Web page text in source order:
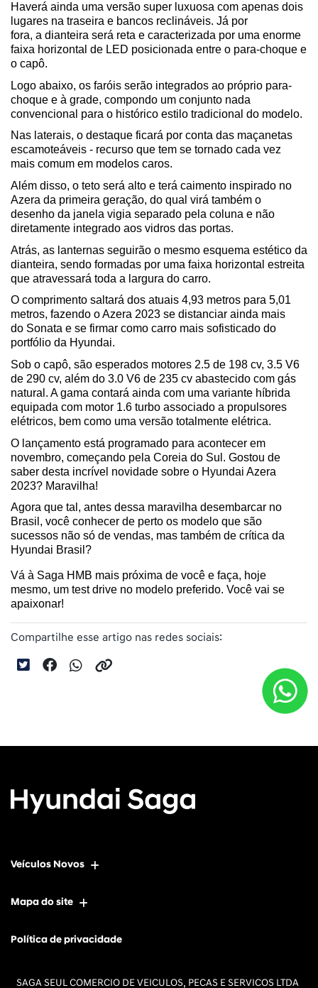
Haverá ainda uma versão super luxuosa com apenas dois
lugares na traseira e bancos reclináveis. Já por
fora, a dianteira será reta e caracterizada por uma enorme
faixa horizontal de LED posicionada entre o para-choque e
o capô.
Logo abaixo, os faróis serão integrados ao próprio para-
choque e à grade, compondo um conjunto nada
convencional para o histórico estilo tradicional do modelo.
Nas laterais, o destaque ficará por conta das maçanetas
escamoteáveis - recurso que tem se tornado cada vez
mais comum em modelos caros.
Além disso, o teto será alto e terá caimento inspirado no
Azera da primeira geração, do qual virá também o
desenho da janela vigia separado pela coluna e não
diretamente integrado aos vidros das portas.
Atrás, as lanternas seguirão o mesmo esquema estético da
dianteira, sendo formadas por uma faixa horizontal estreita
que atravessará toda a largura do carro.
O comprimento saltará dos atuais 4,93 metros para 5,01
metros, fazendo o Azera 2023 se distanciar ainda mais
do Sonata e se firmar como carro mais sofisticado do
portfólio da Hyundai.
Sob o capô, são esperados motores 2.5 de 198 cv, 3.5 V6
de 290 cv, além do 3.0 V6 de 235 cv abastecido com gás
natural. A gama contará ainda com uma variante híbrida
equipada com motor 1.6 turbo associado a propulsores
elétricos, bem como uma versão totalmente elétrica.
O lançamento está programado para acontecer em
novembro, começando pela Coreia do Sul. Gostou de
saber desta incrível novidade sobre o Hyundai Azera
2023? Maravilha!
Agora que tal, antes dessa maravilha desembarcar no
Brasil, você conhecer de perto os modelo que são
sucessos não só de vendas, mas também de crítica da
Hyundai Brasil?
Vá à Saga HMB mais próxima de você e faça, hoje
mesmo, um test drive no modelo preferido. Você vai se
apaixonar!
Compartilhe esse artigo nas redes sociais:
Veículos Novos
Mapa do site
Política de privacidade
SAGA SEUL COMERCIO DE VEICULOS, PECAS E SERVICOS LTDA